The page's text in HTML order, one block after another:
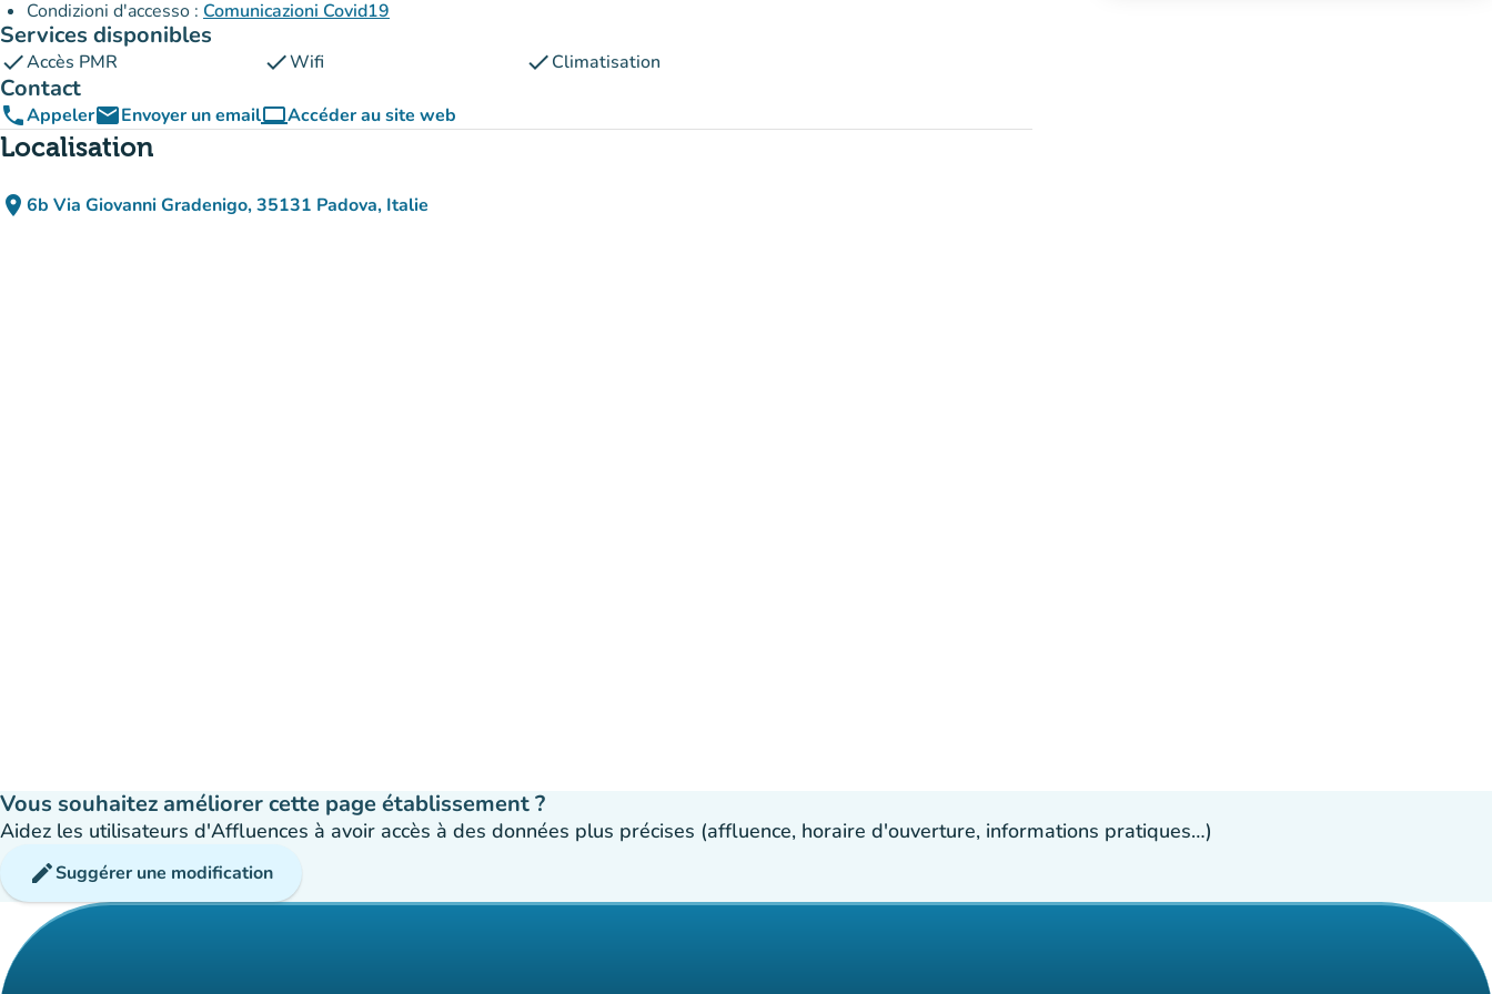
Condizioni d'accesso : Comunicazioni Covid19
Services disponibles
checkAccès PMR checkWifi checkClimatisation
Contact
phoneAppeleremailEnvoyer un emailcomputerAccéder au site web
(nouvel onglet)
Localisation
place 6b Via Giovanni Gradenigo, 35131 Padova, Italie
(ouvrir dans Google Maps)
(nouvel onglet)
Vous souhaitez améliorer cette page établissement ?
Aidez les utilisateurs d'Affluences à avoir accès à des données plus précises (affluence, horaire d'ouverture, informations pratiques…)
editSuggérer une modification